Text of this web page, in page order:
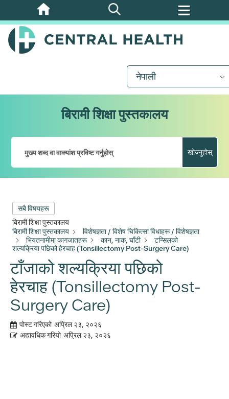
मुख्य
सामग्रीमा
जानुहोस्
नेपाली
बिरामी शिक्षा पुस्तकालय
खोज्नुहोस्
सबै विषयहरू
बिरामी शिक्षा पुस्तकालय
बिरामी शिक्षा पुस्तकालय
विशेषज्ञता / विशेष चिकित्सा विधाहरू / विशेषज्ञता
भियतनामीमा कागजातहरू
कान, नाक, घाँटी
टन्सिलको
शल्यक्रिया पछिको हेरचाह (Tonsillectomy Post-Surgery Care)
टाँजाको शल्यक्रिया पछिको
हेरचाह (Tonsillectomy Post-
Surgery Care)
पोस्ट गरिएको अप्रिल २३, २०२६
अद्यावधिक गरियो अप्रिल २३, २०२६